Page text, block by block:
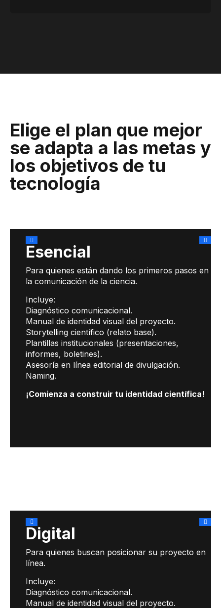
Elige el plan que mejor
se adapta a las metas y
los objetivos de tu
tecnología
Esencial
Para quienes están dando los primeros pasos en
la comunicación de la ciencia.
Incluye:
Diagnóstico comunicacional.
Manual de identidad visual del proyecto.
Storytelling científico (relato base).
Plantillas institucionales (presentaciones,
informes, boletines).
Asesoría en línea editorial de divulgación.
Naming.
¡Comienza a construir tu identidad científica!
Digital
Para quienes buscan posicionar su proyecto en
línea.
Incluye:
Diagnóstico comunicacional.
Manual de identidad visual del proyecto.